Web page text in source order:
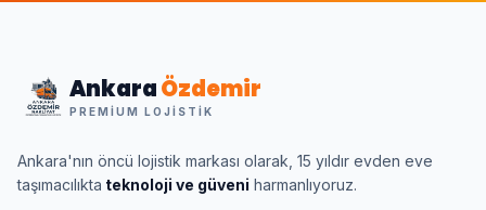
AnkaraÖzdemir
PREMIUM LOJISTIK
Ankara'nın öncü lojistik markası olarak, 15 yıldır evden eve
taşımacılıkta teknoloji ve güveni harmanlıyoruz.